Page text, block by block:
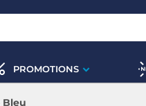
PROMOTIONS
Bleu